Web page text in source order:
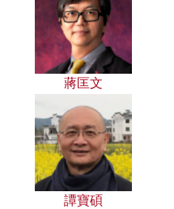
蔣匡文
譚寶碩